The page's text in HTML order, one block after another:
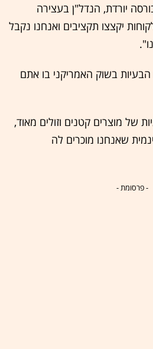
יורדת, הנדל"ן בעצירה
יקצצו תקציבים ואנחנו נקבל
בשוק האמריקני בו אתם
של מוצרים קטנים וזולים מאוד,
שאנחנו מוכרים לה
- פרסומת -